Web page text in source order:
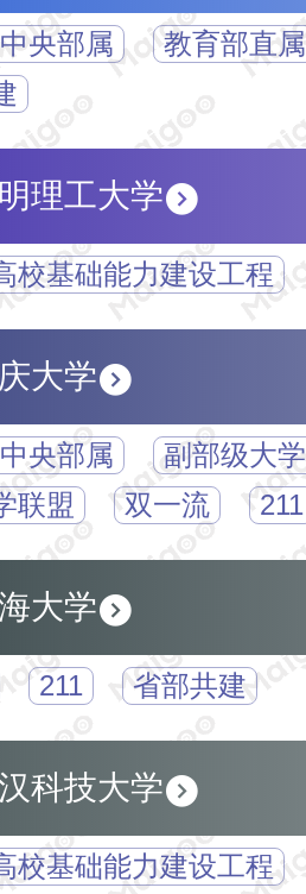
中央部属
教育部直属
理工大学
校基础能力建设工程
大学
中央部属
副部级大学
联盟
双一流 211
海大学
211 省部共建
科技大学
校基础能力建设工程